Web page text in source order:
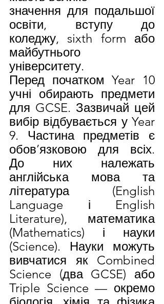
значення для подальшої
освіти, вступу до
коледжу, sixth form або
майбутнього
університету.
Перед початком Year 10
учні обирають предмети
для GCSE. Зазвичай цей
вибір відбувається у Year
9. Частина предметів є
обов’язковою для всіх.
До них належать
англійська мова та
література (English
Language і English
Literature), математика
(Mathematics) і науки
(Science). Науки можуть
вивчатися як Combined
Science (два GCSE) або
Triple Science — окремо